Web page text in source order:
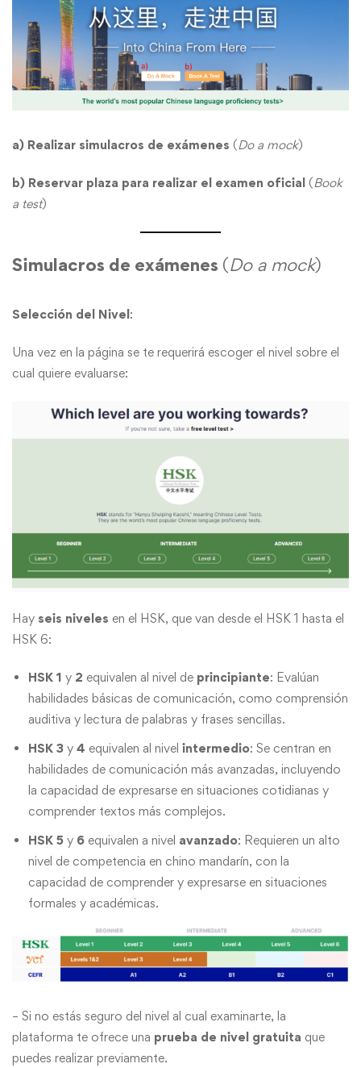
a) Realizar simulacros de exámenes (Do a mock)
b) Reservar plaza para realizar el examen oficial (Book
a test)
Simulacros de exámenes (Do a mock)
Selección del Nivel:
Una vez en la página se te requerirá escoger el nivel sobre el
cual quiere evaluarse:
Hay seis niveles en el HSK, que van desde el HSK 1 hasta el
HSK 6:
HSK 1 y 2 equivalen al nivel de principiante: Evalúan
habilidades básicas de comunicación, como comprensión
auditiva y lectura de palabras y frases sencillas.
HSK 3 y 4 equivalen al nivel intermedio: Se centran en
habilidades de comunicación más avanzadas, incluyendo
la capacidad de expresarse en situaciones cotidianas y
comprender textos más complejos.
HSK 5 y 6 equivalen a nivel avanzado: Requieren un alto
nivel de competencia en chino mandarín, con la
capacidad de comprender y expresarse en situaciones
formales y académicas.
– Si no estás seguro del nivel al cual examinarte, la
plataforma te ofrece una prueba de nivel gratuita que
puedes realizar previamente.